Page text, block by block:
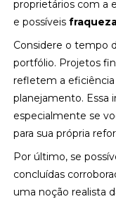
proprietários com a
e possíveis
Considere o tempo
portfólio. Projetos
refletem a eficiência
planejamento. Essa
especialmente se
para sua própria
Por último, se
concluídas
uma noção realista